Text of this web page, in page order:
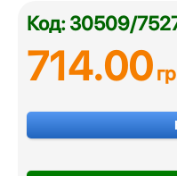
Код: 30509/
714.00